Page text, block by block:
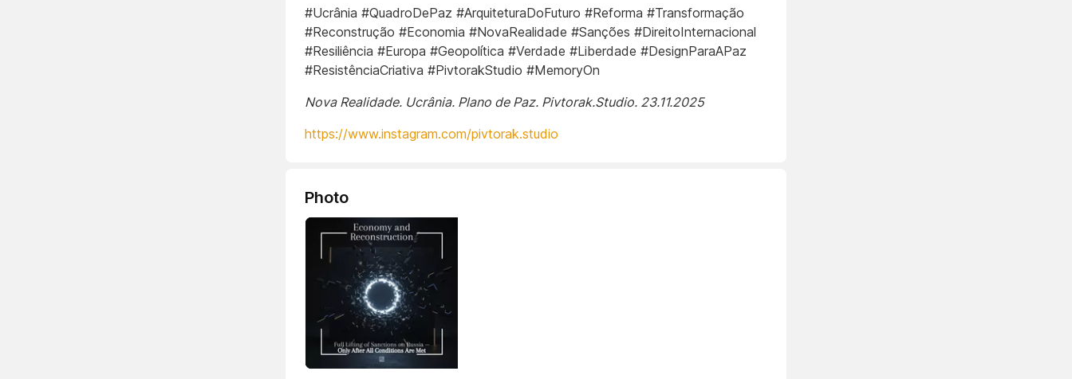
#Ucrânia #QuadroDePaz #ArquiteturaDoFuturo #Reforma #Transformação
#Reconstrução #Economia #NovaRealidade #Sanções #DireitoInternacional
#Resiliência #Europa #Geopolítica #Verdade #Liberdade #DesignParaAPaz
#ResistênciaCriativa #PivtorakStudio #MemoryOn
Nova Realidade. Ucrânia. Plano de Paz. Pivtorak.Studio. 23.11.2025
https://www.instagram.com/pivtorak.studio
Photo